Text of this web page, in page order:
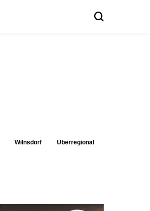
Wilnsdorf Überregional